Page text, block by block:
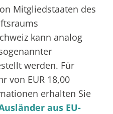
Mitgliedstaaten des
kann analog
werden. Für
von EUR 18,00
erhalten Sie
aus EU-